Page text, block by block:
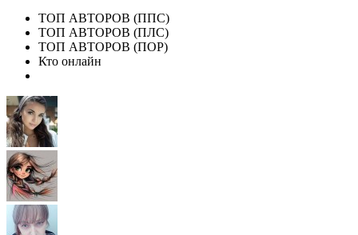
ТОП АВТОРОВ (ППС)
ТОП АВТОРОВ (ПЛС)
ТОП АВТОРОВ (ПОР)
Кто онлайн